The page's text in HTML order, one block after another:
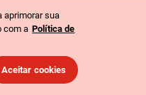
aprimorar sua
com a Política de
Aceitar cookies